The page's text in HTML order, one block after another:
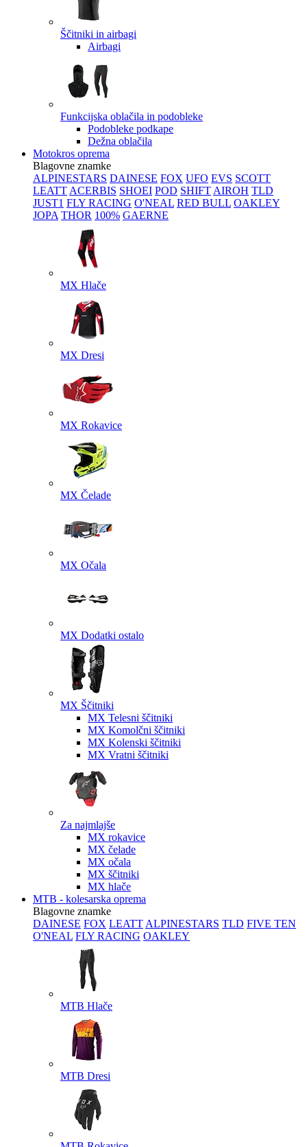
Ščitniki in airbagi
Airbagi
Funkcijska oblačila in podobleke
Podobleke podkape
Dežna oblačila
Motokros oprema
Blagovne znamke
ALPINESTARS DAINESE FOX UFO EVS SCOTT
LEATT ACERBIS SHOEI POD SHIFT AIROH TLD
JUST1 FLY RACING O'NEAL RED BULL OAKLEY
JOPA THOR 100% GAERNE
MX Hlače
MX Dresi
MX Rokavice
MX Čelade
MX Očala
MX Dodatki ostalo
MX Ščitniki
MX Telesni ščitniki
MX Komolčni ščitniki
MX Kolenski ščitniki
MX Vratni ščitniki
Za najmlajše
MX rokavice
MX čelade
MX očala
MX ščitniki
MX hlače
MTB - kolesarska oprema
Blagovne znamke
DAINESE FOX LEATT ALPINESTARS TLD FIVE TEN
O'NEAL FLY RACING OAKLEY
MTB Hlače
MTB Dresi